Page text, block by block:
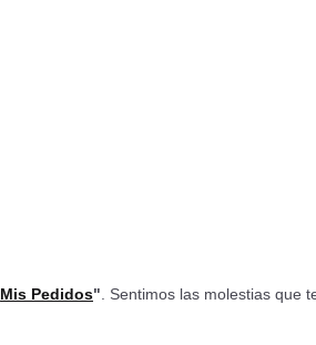
Mis Pedidos" . Sentimos las molestias que